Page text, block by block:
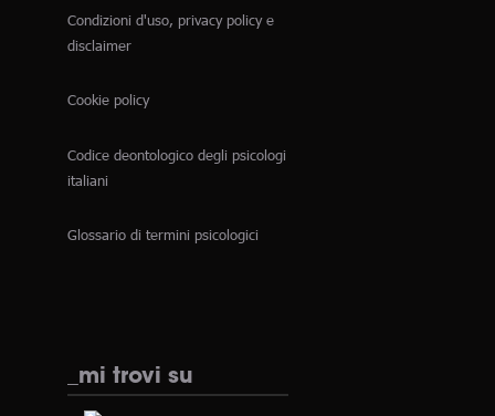
Condizioni d'uso, privacy policy e
disclaimer
Cookie policy
Codice deontologico degli psicologi
italiani
Glossario di termini psicologici
_mi trovi su